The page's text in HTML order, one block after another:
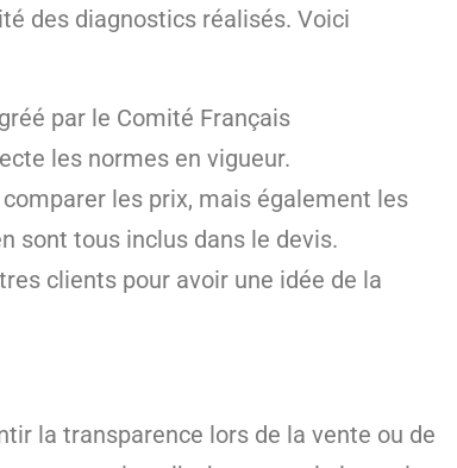
des diagnostics réalisés. Voici
par le Comité Français
les normes en vigueur.
les prix, mais également les
sont tous inclus dans le devis.
clients pour avoir une idée de la
la transparence lors de la vente ou de